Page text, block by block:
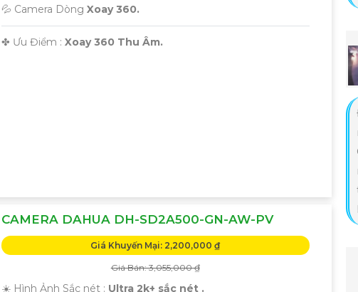
💦 Camera Dòng Xoay 360.
️✤ Ưu Điểm : Xoay 360 Thu Âm.
CAMERA DAHUA DH-SD2A500-GN-AW-PV
Giá Khuyến Mại: 2,200,000 ₫
Giá Bán: 3,055,000 ₫
☀️ Hình Ảnh Sắc nét : Ultra 2k+ sắc nét .